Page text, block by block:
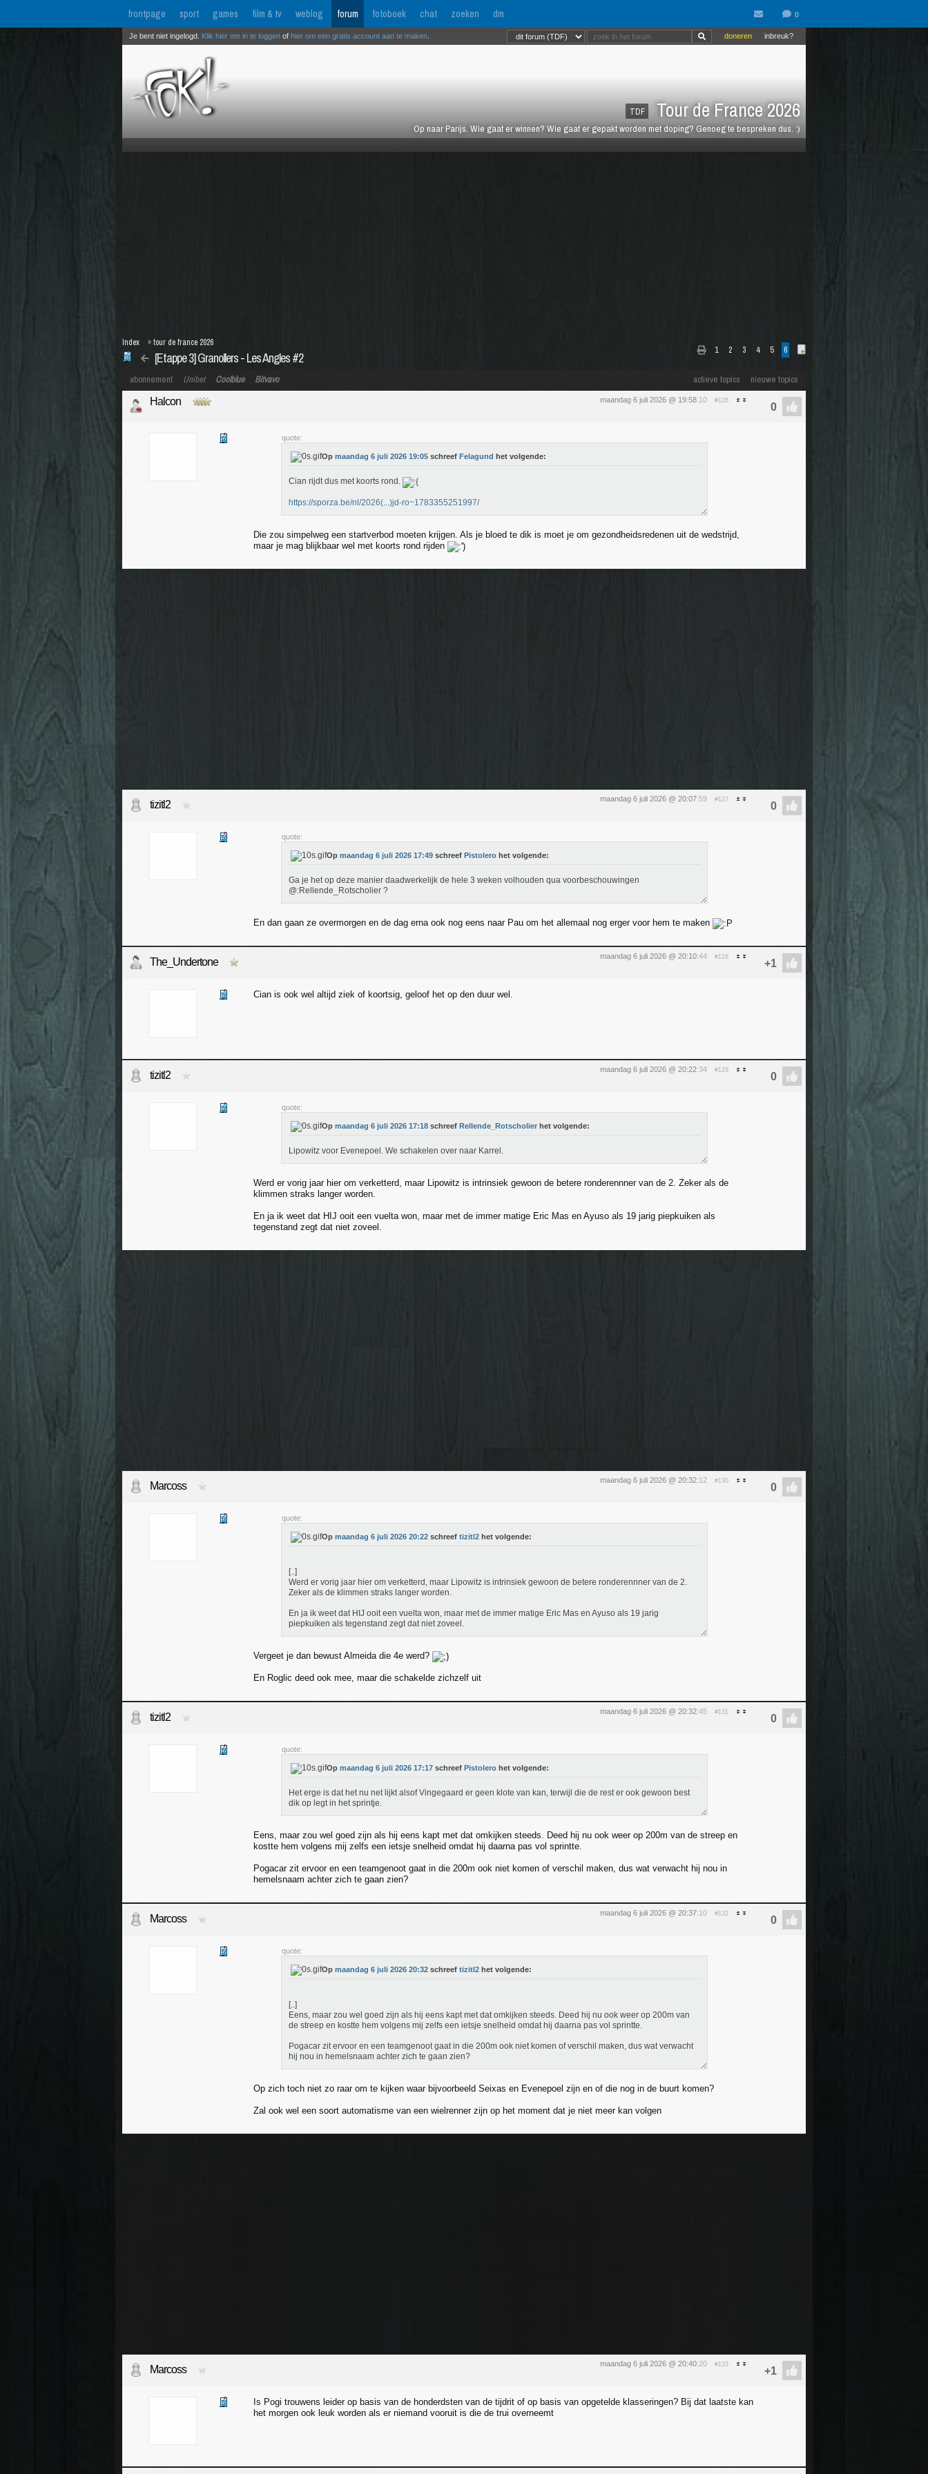
frontpage sport games film & tv weblog forum fotoboek chat zoeken dm
TDF Tour de France 2026
Op naar Parijs. Wie gaat er winnen? Wie gaat er gepakt worden met doping? Genoeg te bespreken dus. :)
inbreuk?
doneren
Je bent niet ingelogd. Klik hier om in te loggen of hier om een gratis account aan te maken
1 2 3 4 5 6
[Etappe 3] Granollers - Les Angles #2
Index »tour de france 2026
actieve topics nieuwe topics
abonnement Unibet Coolblue Bitvavo
maandag 6 juli 2026 @ 19:58:10 #126
Halcon
quote:
Op maandag 6 juli 2026 19:05 schreef Felagund het volgende:
Cian rijdt dus met koorts rond.
https://sporza.be/nl/2026(...)jd-ro~1783355251997/
Die zou simpelweg een startverbod moeten krijgen. Als je bloed te dik is moet je om gezondheidsredenen uit de wedstrijd,
maar je mag blijkbaar wel met koorts rond rijden
maandag 6 juli 2026 @ 20:07:59 #127
tizitl2
quote:
Op maandag 6 juli 2026 17:49 schreef Pistolero het volgende:
Ga je het op deze manier daadwerkelijk de hele 3 weken volhouden qua voorbeschouwingen
@:Rellende_Rotscholier ?
En dan gaan ze overmorgen en de dag erna ook nog eens naar Pau om het allemaal nog erger voor hem te maken
maandag 6 juli 2026 @ 20:10:44 #128
The_Undertone
Cian is ook wel altijd ziek of koortsig, geloof het op den duur wel.
maandag 6 juli 2026 @ 20:22:34 #129
tizitl2
quote:
Op maandag 6 juli 2026 17:18 schreef Rellende_Rotscholier het volgende:
Lipowitz voor Evenepoel. We schakelen over naar Karrel.
Werd er vorig jaar hier om verketterd, maar Lipowitz is intrinsiek gewoon de betere ronderennner van de 2. Zeker als de
klimmen straks langer worden.
En ja ik weet dat HIJ ooit een vuelta won, maar met de immer matige Eric Mas en Ayuso als 19 jarig piepkuiken als
tegenstand zegt dat niet zoveel.
maandag 6 juli 2026 @ 20:32:12 #130
Marcoss
quote:
Op maandag 6 juli 2026 20:22 schreef tizitl2 het volgende:
[..]
Werd er vorig jaar hier om verketterd, maar Lipowitz is intrinsiek gewoon de betere ronderennner van de 2.
Zeker als de klimmen straks langer worden.
En ja ik weet dat HIJ ooit een vuelta won, maar met de immer matige Eric Mas en Ayuso als 19 jarig
piepkuiken als tegenstand zegt dat niet zoveel.
Vergeet je dan bewust Almeida die 4e werd?
En Roglic deed ook mee, maar die schakelde zichzelf uit
maandag 6 juli 2026 @ 20:32:45 #131
tizitl2
quote:
Op maandag 6 juli 2026 17:17 schreef Pistolero het volgende:
Het erge is dat het nu net lijkt alsof Vingegaard er geen klote van kan, terwijl die de rest er ook gewoon best
dik op legt in het sprintje.
Eens, maar zou wel goed zijn als hij eens kapt met dat omkijken steeds. Deed hij nu ook weer op 200m van de streep en
kostte hem volgens mij zelfs een ietsje snelheid omdat hij daarna pas vol sprintte.
Pogacar zit ervoor en een teamgenoot gaat in die 200m ook niet komen of verschil maken, dus wat verwacht hij nou in
hemelsnaam achter zich te gaan zien?
maandag 6 juli 2026 @ 20:37:10 #132
Marcoss
quote:
Op maandag 6 juli 2026 20:32 schreef tizitl2 het volgende:
[..]
Eens, maar zou wel goed zijn als hij eens kapt met dat omkijken steeds. Deed hij nu ook weer op 200m van
de streep en kostte hem volgens mij zelfs een ietsje snelheid omdat hij daarna pas vol sprintte.
Pogacar zit ervoor en een teamgenoot gaat in die 200m ook niet komen of verschil maken, dus wat verwacht
hij nou in hemelsnaam achter zich te gaan zien?
Op zich toch niet zo raar om te kijken waar bijvoorbeeld Seixas en Evenepoel zijn en of die nog in de buurt komen?
Zal ook wel een soort automatisme van een wielrenner zijn op het moment dat je niet meer kan volgen
maandag 6 juli 2026 @ 20:40:20 #133
Marcoss
Is Pogi trouwens leider op basis van de honderdsten van de tijdrit of op basis van opgetelde klasseringen? Bij dat laatste kan
het morgen ook leuk worden als er niemand vooruit is die de trui overneemt